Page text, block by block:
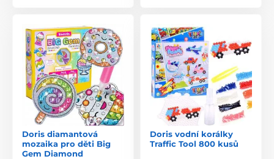
Doris diamantová
mozaika pro děti Big
Gem Diamond
Doris vodní korálky
Traffic Tool 800 kusů